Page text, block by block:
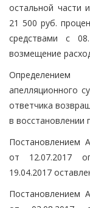
остальной части
21 500 руб.
средствами с
возмещение
апелляционного
ответчика
в восстановлении
Постановлением
от 12.07.2017
19.04.2017
Постановлением